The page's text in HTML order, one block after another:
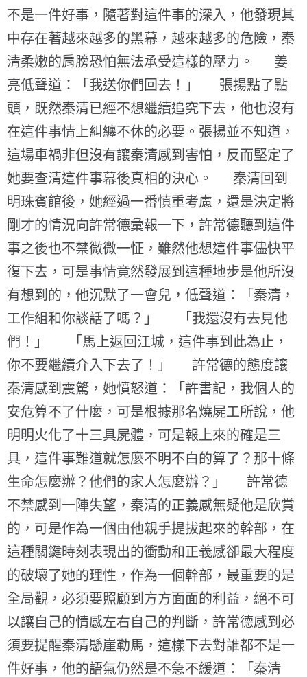
不是一件好事，隨著對這件事的深入，他發現其
中存在著越來越多的黑幕，越來越多的危險，秦
清柔嫩的肩膀恐怕無法承受這樣的壓力。 姜
亮低聲道：「我送你們回去！」 張揚點了點
頭，既然秦清已經不想繼續追究下去，他也沒有
在這件事情上糾纏不休的必要。張揚並不知道，
這場車禍非但沒有讓秦清感到害怕，反而堅定了
她要查清這件事幕後真相的決心。 秦清回到
明珠賓館後，她經過一番慎重考慮，還是決定將
剛才的情況向許常德彙報一下，許常德聽到這件
事之後也不禁微微一怔，雖然他想這件事儘快平
復下去，可是事情竟然發展到這種地步是他所沒
有想到的，他沉默了一會兒，低聲道：「秦清，
工作組和你談話了嗎？」 「我還沒有去見他
們！」 「馬上返回江城，這件事到此為止，
你不要繼續介入下去了！」 許常德的態度讓
秦清感到震驚，她憤怒道：「許書記，我個人的
安危算不了什麼，可是根據那名燒屍工所說，他
明明火化了十三具屍體，可是報上來的確是三
具，這件事難道就怎麼不明不白的算了？那十條
生命怎麼辦？他們的家人怎麼辦？」 許常德
不禁感到一陣失望，秦清的正義感無疑他是欣賞
的，可是作為一個由他親手提拔起來的幹部，在
這種關鍵時刻表現出的衝動和正義感卻最大程度
的破壞了她的理性，作為一個幹部，最重要的是
全局觀，必須要照顧到方方面面的利益，絕不可
以讓自己的情感左右自己的判斷，許常德感到必
須要提醒秦清懸崖勒馬，這樣下去對誰都不是一
件好事，他的語氣仍然是不急不緩道：「秦清